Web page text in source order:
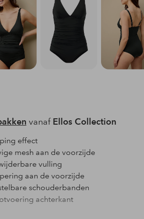
vanaf Ellos Collection
effect
mesh aan de voorzijde
vulling
aan de voorzijde
schouderbanden
achterkant